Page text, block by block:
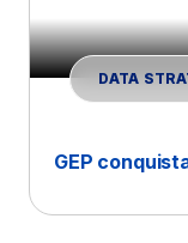
DATA
GEP